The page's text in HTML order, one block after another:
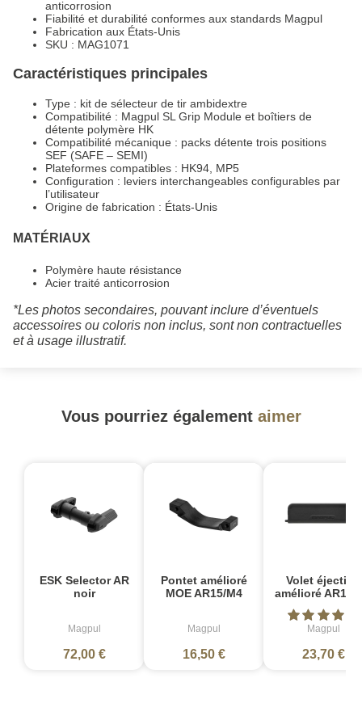
anticorrosion
Fiabilité et durabilité conformes aux standards Magpul
Fabrication aux États-Unis
SKU : MAG1071
Caractéristiques principales
Type : kit de sélecteur de tir ambidextre
Compatibilité : Magpul SL Grip Module et boîtiers de
détente polymère HK
Compatibilité mécanique : packs détente trois positions
SEF (SAFE – SEMI)
Plateformes compatibles : HK94, MP5
Configuration : leviers interchangeables configurables par
l’utilisateur
Origine de fabrication : États-Unis
MATÉRIAUX
Polymère haute résistance
Acier traité anticorrosion
*Les photos secondaires, pouvant inclure d’éventuels
accessoires ou coloris non inclus, sont non contractuelles
et à usage illustratif.
Vous pourriez également aimer
ESK Selector AR
noir
Magpul
72,00 €
Pontet amélioré
MOE AR15/M4
Magpul
16,50 €
Volet éjection
amélioré AR15/
Magpul
23,70 €